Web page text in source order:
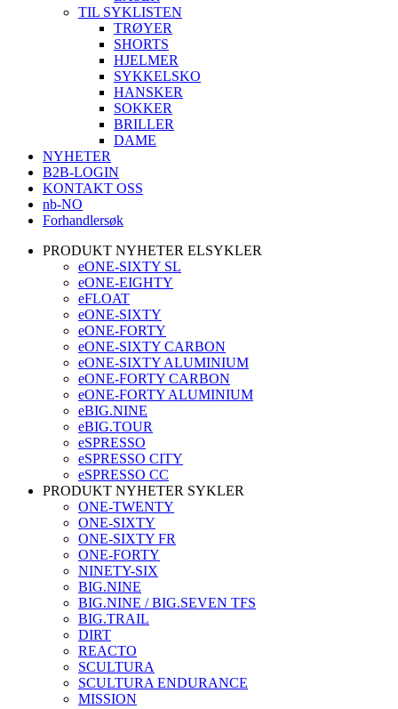
TIL SYKLISTEN
TRØYER
SHORTS
HJELMER
SYKKELSKO
HANSKER
SOKKER
BRILLER
DAME
NYHETER
B2B-LOGIN
KONTAKT OSS
nb-NO
Forhandlersøk
PRODUKT NYHETER ELSYKLER
eONE-SIXTY SL
eONE-EIGHTY
eFLOAT
eONE-SIXTY
eONE-FORTY
eONE-SIXTY CARBON
eONE-SIXTY ALUMINIUM
eONE-FORTY CARBON
eONE-FORTY ALUMINIUM
eBIG.NINE
eBIG.TOUR
eSPRESSO
eSPRESSO CITY
eSPRESSO CC
PRODUKT NYHETER SYKLER
ONE-TWENTY
ONE-SIXTY
ONE-SIXTY FR
ONE-FORTY
NINETY-SIX
BIG.NINE
BIG.NINE / BIG.SEVEN TFS
BIG.TRAIL
DIRT
REACTO
SCULTURA
SCULTURA ENDURANCE
MISSION